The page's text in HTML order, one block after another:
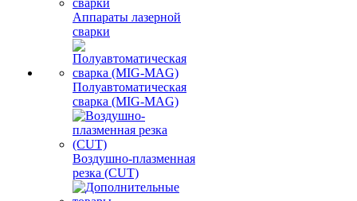
Аппараты лазерной
сварки
Полуавтоматическая
сварка (MIG-MAG)
Воздушно-плазменная
резка (CUT)